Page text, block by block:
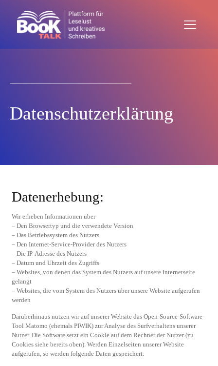
Datenschutzerklärung
Datenerhebung:
Wir erheben Informationen über
– Den Browsertyp und die verwendete Version
– Das Betriebssystem des Nutzers
– Den Internet-Service-Provider des Nutzers
– Die IP-Adresse des Nutzers
– Datum und Uhrzeit des Zugriffs
– Websites, von denen das System des Nutzers auf unsere Internetseite
gelangt
– Websites, die vom System des Nutzers über unsere Website aufgerufen
werden
Darüberhinaus nutzen wir auf unserer Website das Open-Source-Software-
Tool Matomo (ehemals PIWIK) zur Analyse des Surfverhaltens unserer
Nutzer. Die Software setzt ein Cookie auf dem Rechner der Nutzer (zu
Cookies siehe bereits oben). Werden Einzelseiten unserer Website
aufgerufen, so werden folgende Daten gespeichert: